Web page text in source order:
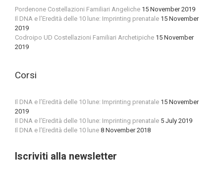
Pordenone Costellazioni Familiari Angeliche 15 November 2019
Il DNA e l’Eredità delle 10 lune: Imprinting prenatale 15 November
2019
Codroipo UD Costellazioni Familiari Archetipiche 15 November
2019
Corsi
Il DNA e l’Eredità delle 10 lune: Imprinting prenatale 15 November
2019
Il DNA e l’Eredità delle 10 lune: Imprinting prenatale 5 July 2019
Il DNA e l’Eredità delle 10 lune 8 November 2018
Iscriviti alla newsletter